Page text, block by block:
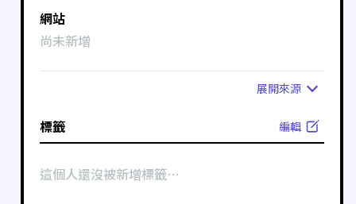
網站
尚未新增
展開來源
標籤 編輯
這個人還沒被新增標籤⋯